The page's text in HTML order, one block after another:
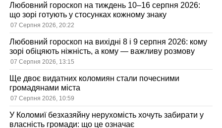
Любовний гороскоп на тиждень 10–16 серпня 2026:
що зорі готують у стосунках кожному знаку
07 Серпня 2026, 20:22
Любовний гороскоп на вихідні 8 і 9 серпня 2026: кому
зорі обіцяють ніжність, а кому — важливу розмову
07 Серпня 2026, 13:15
Ще двоє видатних коломиян стали почесними
громадянами міста
07 Серпня 2026, 10:59
У Коломиї безхазяйну нерухомість хочуть забирати у
власність громади: що це означає